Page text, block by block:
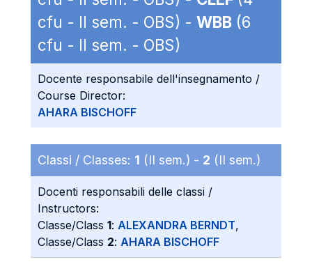
cfu - II sem. - OBS) - WBB (6
cfu - II sem. - OBS)
Docente responsabile dell'insegnamento /
Course Director:
AHARA BISCHOFF
Classi / Classes: 1 (II sem.) - 2 (II sem.)
Docenti responsabili delle classi /
Instructors:
Classe/Class 1: ALEXANDRA BERNDT,
Classe/Class 2: AHARA BISCHOFF